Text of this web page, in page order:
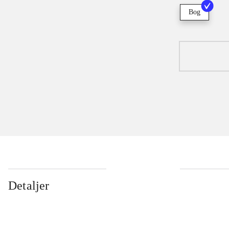
Bog
Detaljer